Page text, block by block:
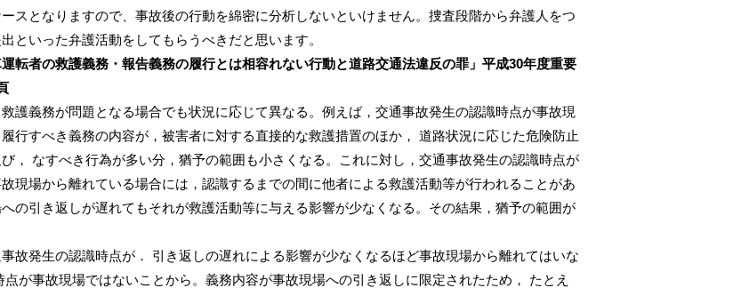
スとなりますので、事故後の行動を綿密に分析しないといけません。捜査段階から弁護人をつ
といった弁護活動をしてもらうべきだと思います。
転者の救護義務・報告義務の履行とは相容れない行動と道路交通法違反の罪」平成30年度重要
救護義務が問題となる場合でも状況に応じて異なる。例えば，交通事故発生の認識時点が事故現
行すべき義務の内容が，被害者に対する直接的な救護措置のほか， 道路状況に応じた危険防止
， なすべき行為が多い分，猶予の範囲も小さくなる。これに対し，交通事故発生の認識時点が
現場から離れている場合には，認識するまでの間に他者による救護活動等が行われることがあ
の引き返しが遅れてもそれが救護活動等に与える影響が少なくなる。その結果，猶予の範囲が
故発生の認識時点が． 引き返しの遅れによる影響が少なくなるほど事故現場から離れてはいな
点が事故現場ではないことから。義務内容が事故現場への引き返しに限定されたため， たとえ